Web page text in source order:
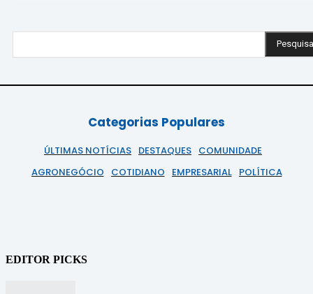
Categorias Populares
ÚLTIMAS NOTÍCIAS DESTAQUES COMUNIDADE
AGRONEGÓCIO
COTIDIANO EMPRESARIAL POLÍTICA
EDITOR PICKS